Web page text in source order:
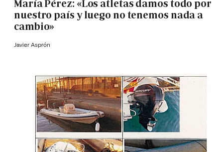
María Pérez: «Los atletas damos todo por
nuestro país y luego no tenemos nada a
cambio»
Javier Asprón